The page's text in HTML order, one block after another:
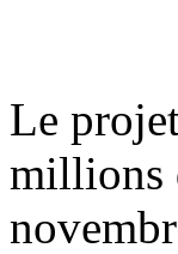
Le
millions